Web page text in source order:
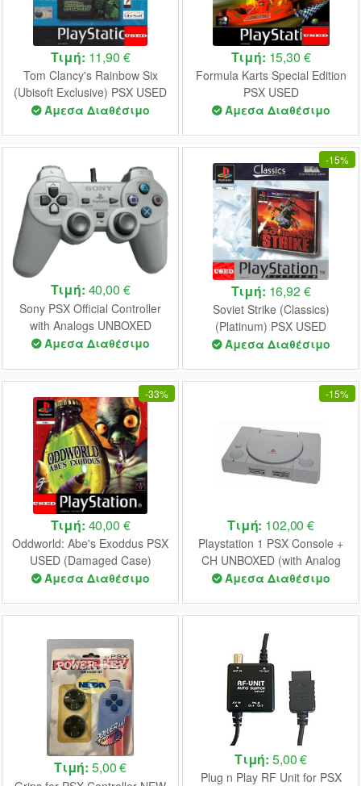
Τιμή: 11,90 €
Tom Clancy's Rainbow Six
(Ubisoft Exclusive) PSX USED
(Damaged Case)
Άμεσα Διαθέσιμο
Τιμή: 15,30 €
Formula Karts Special Edition
PSX USED
Άμεσα Διαθέσιμο
Τιμή: 40,00 €
Sony PSX Official Controller
with Analogs UNBOXED
Άμεσα Διαθέσιμο
-15%
Τιμή: 16,92 €
Soviet Strike (Classics)
(Platinum) PSX USED
Άμεσα Διαθέσιμο
-33%
Τιμή: 40,00 €
Oddworld: Abe's Exoddus PSX
USED (Damaged Case)
Άμεσα Διαθέσιμο
-15%
Τιμή: 102,00 €
Playstation 1 PSX Console +
CH UNBOXED (with Analog
Controller 2 Wired PS2/PSX
Άμεσα Διαθέσιμο
Τιμή: 5,00 € Τιμή: 5,00 €
Plug n Play RF Unit for PSX